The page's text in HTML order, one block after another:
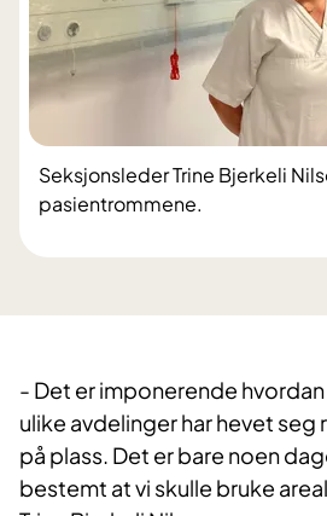
Seksjonsleder Trine Bjerkeli
pasientrommene.
- Det er imponerende
ulike avdelinger har hevet seg
på plass. Det er bare noen
bestemt at vi skulle bruke